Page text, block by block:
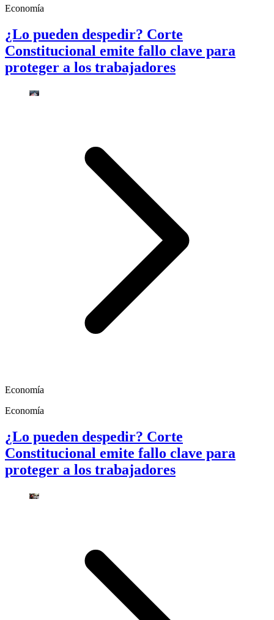
Economía
¿Lo pueden despedir? Corte
Constitucional emite fallo clave para
proteger a los trabajadores
Economía
Economía
¿Lo pueden despedir? Corte
Constitucional emite fallo clave para
proteger a los trabajadores